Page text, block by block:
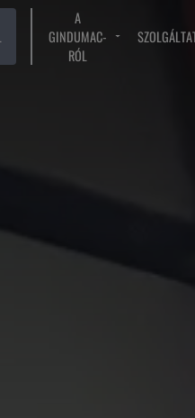
A
GINDUMAC-
RÓL